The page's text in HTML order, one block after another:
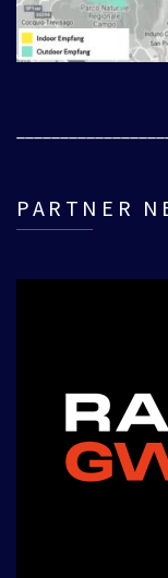
PARTNER